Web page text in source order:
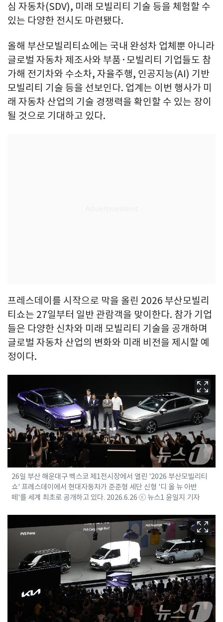
심 자동차(SDV), 미래 모빌리티 기술 등을 체험할 수
있는 다양한 전시도 마련됐다.
올해 부산모빌리티쇼에는 국내 완성차 업체뿐 아니라
글로벌 자동차 제조사와 부품·모빌리티 기업들도 참
가해 전기차와 수소차, 자율주행, 인공지능(AI) 기반
모빌리티 기술 등을 선보인다. 업계는 이번 행사가 미
래 자동차 산업의 기술 경쟁력을 확인할 수 있는 장이
될 것으로 기대하고 있다.
프레스데이를 시작으로 막을 올린 2026 부산모빌리
티쇼는 27일부터 일반 관람객을 맞이한다. 참가 기업
들은 다양한 신차와 미래 모빌리티 기술을 공개하며
글로벌 자동차 산업의 변화와 미래 비전을 제시할 예
정이다.
26일 부산 해운대구 벡스코 제1전시장에서 열린 '2026 부산모빌리티
쇼' 프레스데이에서 현대자동차가 준준형 세단 신형 '디 올 뉴 아반
떼'를 세계 최초로 공개하고 있다. 2026.6.26 ⓒ 뉴스1 윤일지 기자